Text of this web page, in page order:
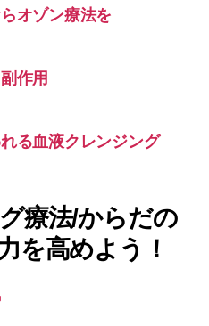
オゾン療法を
作用
る血液クレンジング
療法/からだの
を高めよう！